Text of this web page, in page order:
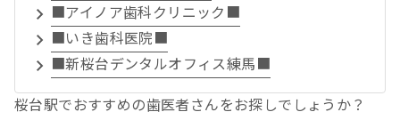
■アイノア歯科クリニック■
■いき歯科医院■
■新桜台デンタルオフィス練馬■
桜台駅でおすすめの歯医者さんをお探しでしょうか？